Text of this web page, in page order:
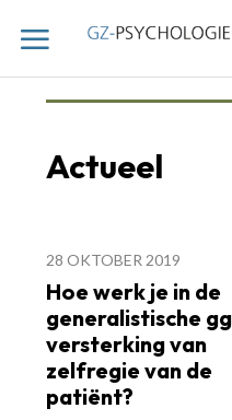
Actueel
28 OKTOBER 2019
Hoe werk je in de
generalistische
versterking van
zelfregie van de
patiënt?